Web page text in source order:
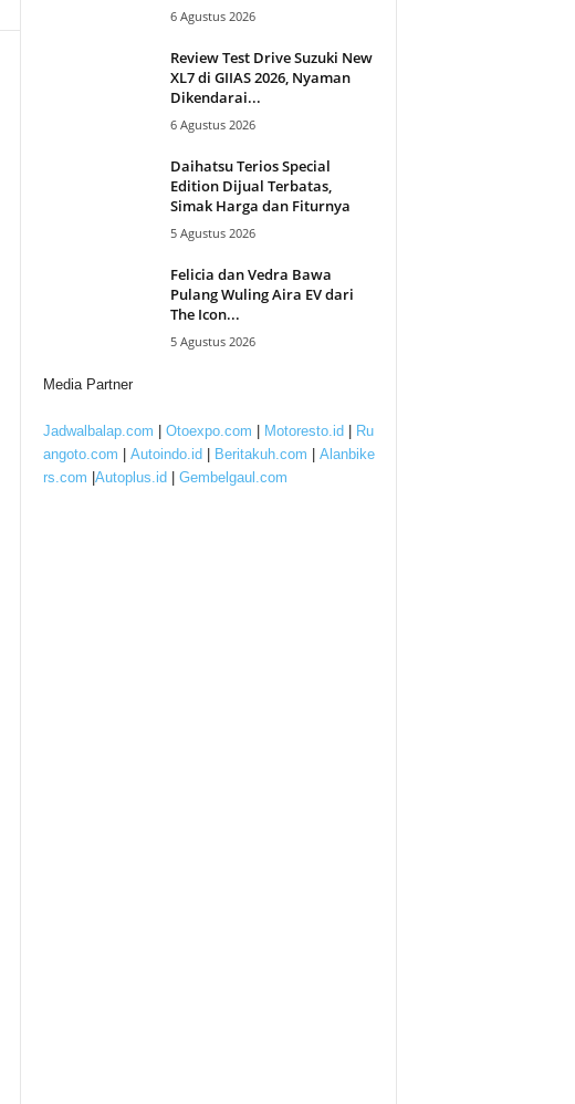
6 Agustus 2026
Review Test Drive Suzuki New
XL7 di GIIAS 2026, Nyaman
Dikendarai...
6 Agustus 2026
Daihatsu Terios Special
Edition Dijual Terbatas,
Simak Harga dan Fiturnya
5 Agustus 2026
Felicia dan Vedra Bawa
Pulang Wuling Aira EV dari
The Icon...
5 Agustus 2026
Media Partner
Jadwalbalap.com Otoexpo.com Motoresto.id
Ru
angoto.com
Autoindo.id Beritakuh.com
Alanbike
rs.com Autoplus.id Gembelgaul.com